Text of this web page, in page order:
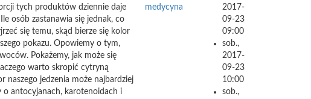
tych produktów dziennie daje
osób zastanawia się jednak, co
się temu, skąd bierze się kolor
pokazu. Opowiemy o tym,
Pokażemy, jak może się
warto skropić cytryną
naszego jedzenia może najbardziej
o antocyjanach, karotenoidach i
medycyna
2017-
09-23
09:00
sob.,
2017-
09-23
10:00
sob.,